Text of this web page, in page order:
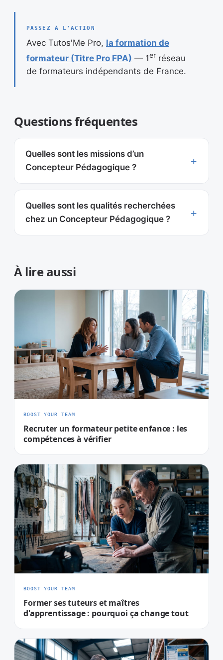
PASSEZ À L'ACTION
Avec Tutos'Me Pro, la formation de
formateur (Titre Pro FPA) — 1er réseau
de formateurs indépendants de France.
Questions fréquentes
Quelles sont les missions d’un
Concepteur Pédagogique ?
Quelles sont les qualités recherchées
chez un Concepteur Pédagogique ?
À lire aussi
BOOST YOUR TEAM
Recruter un formateur petite enfance : les
compétences à vérifier
BOOST YOUR TEAM
Former ses tuteurs et maîtres
d'apprentissage : pourquoi ça change tout